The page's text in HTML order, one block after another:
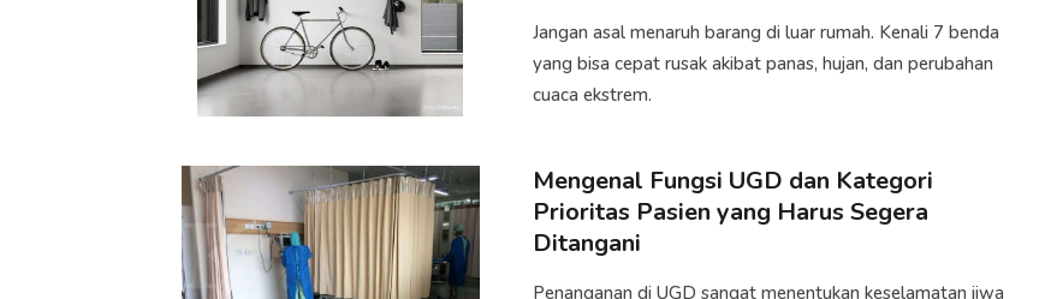
Jangan asal menaruh barang di luar rumah. Kenali 7 benda
yang bisa cepat rusak akibat panas, hujan, dan perubahan
cuaca ekstrem.
Mengenal Fungsi UGD dan Kategori
Prioritas Pasien yang Harus Segera
Ditangani
Penanganan di UGD sangat menentukan keselamatan jiwa